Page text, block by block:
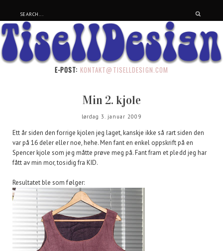
E-POST: KONTAKT@TISELLDESIGN.COM
Min 2. kjole
lørdag 3. januar 2009
Ett år siden den forrige kjolen jeg laget, kanskje ikke så rart siden den
var på 16 deler eller noe, hehe. Men fant en enkel oppskrift på en
Spencer kjole som jeg måtte prøve meg på. Fant fram et pledd jeg har
fått av min mor, tosidig fra KID.
Resultatet ble som følger: